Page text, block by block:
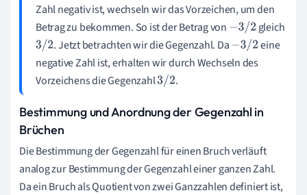
Zahl negativ ist, wechseln wir das Vorzeichen, um den
Betrag zu bekommen. So ist der Betrag von −3/2
gleich
3/2 . Jetzt betrachten wir die Gegenzahl. Da−3/2
eine
negative Zahl ist, erhalten wir durch Wechseln des
Vorzeichens die Gegenzahl3/2 .
Bestimmung und Anordnung der Gegenzahl in
Brüchen
Die Bestimmung der Gegenzahl für einen Bruch verläuft
analog zur Bestimmung der Gegenzahl einer ganzen Zahl.
Da ein Bruch als Quotient von zwei Ganzzahlen definiert ist,